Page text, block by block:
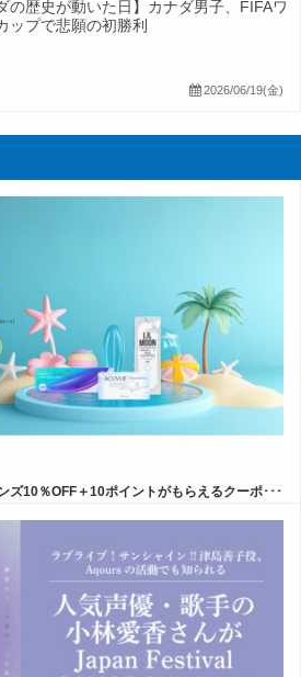
の歴史が動いた日】カナダ男子、FIFAワ
ップで悲願の初勝利
2026/06/19(金)
10％OFF＋10ポイントがもらえるクーポ･･･